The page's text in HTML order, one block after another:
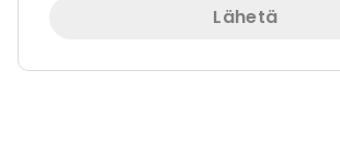
Lähetä